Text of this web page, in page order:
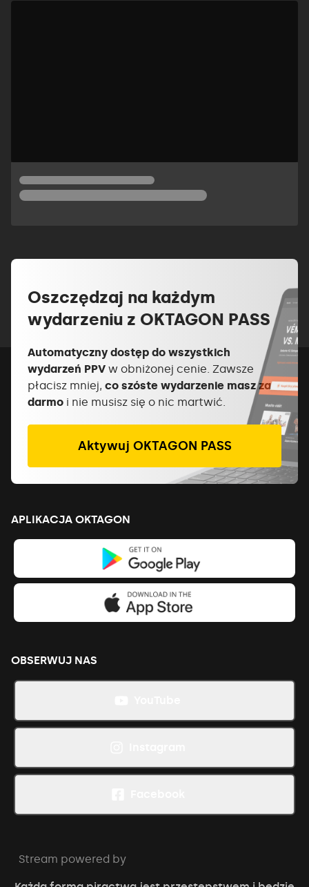
Oszczędzaj na każdym
wydarzeniu z OKTAGON PASS
Automatyczny dostęp do wszystkich
wydarzeń PPV w obniżonej cenie. Zawsze
płacisz mniej, co szóste wydarzenie masz za
darmo i nie musisz się o nic martwić.
Aktywuj OKTAGON PASS
APLIKACJA OKTAGON
OBSERWUJ NAS
Stream powered by